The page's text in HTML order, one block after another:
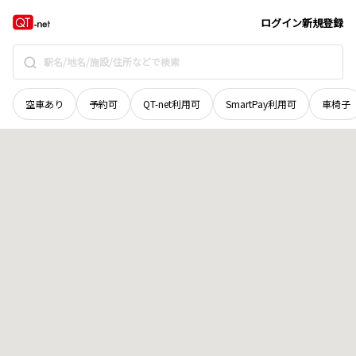
ログイン新規登録
空車あり 予約可 QT-net利用可 SmartPay利用可 車椅子
宮城県